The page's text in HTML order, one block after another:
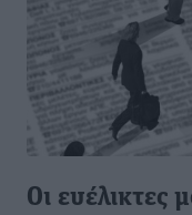
Οι ευέλικτες